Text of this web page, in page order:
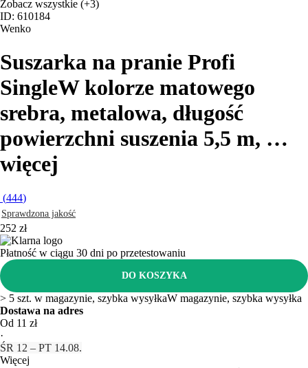
Zobacz wszystkie (+3)
ID: 610184
Wenko
Suszarka na pranie Profi
SingleW kolorze matowego
srebra, metalowa, długość
powierzchni suszenia 5,5 m, …
więcej
(444)
Sprawdzona jakość
252 zł
Płatność w ciągu 30 dni po przetestowaniu
DO KOSZYKA
> 5 szt. w magazynie, szybka wysyłkaW magazynie, szybka wysyłka
Dostawa na adres
Od 11 zł
·
ŚR 12 – PT 14.08.
Więcej